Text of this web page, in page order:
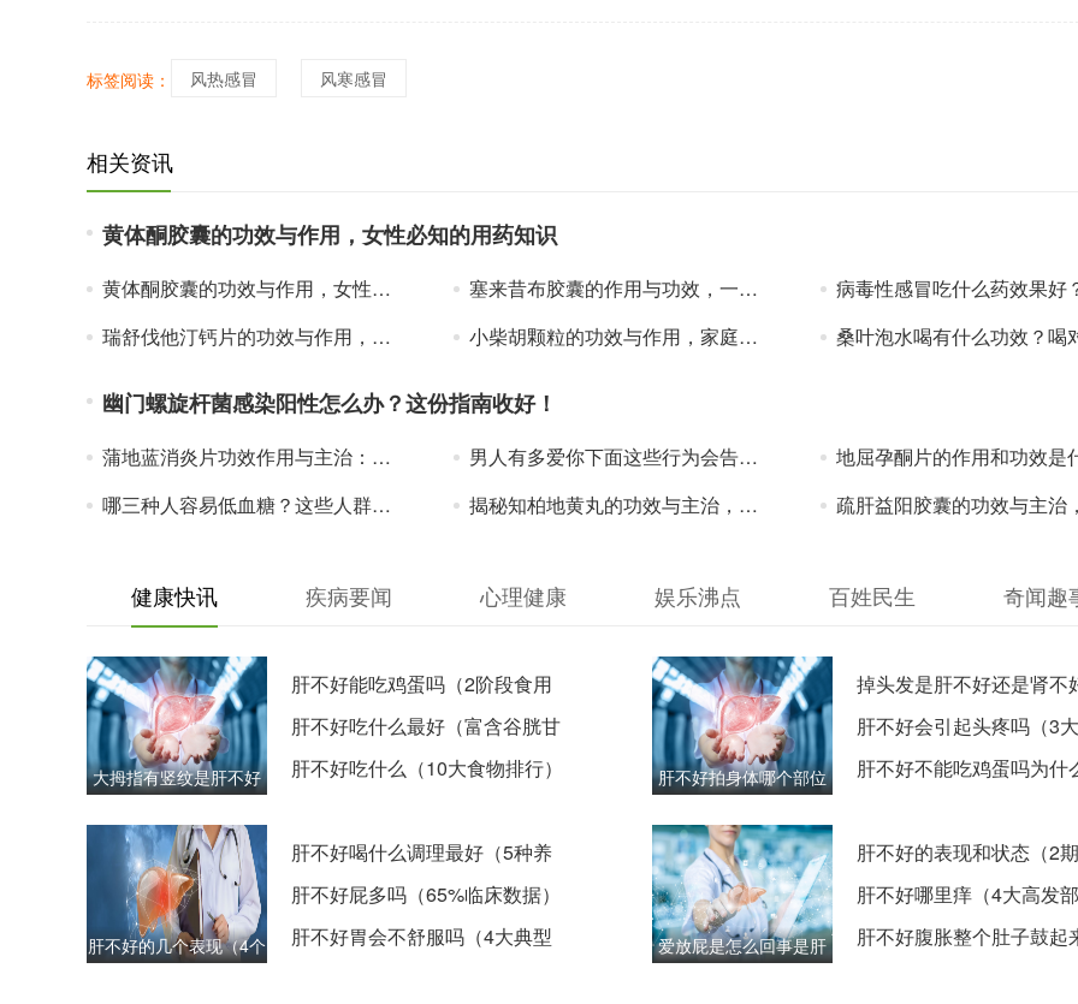
标签阅读： 风热感冒 风寒感冒
相关资讯
黄体酮胶囊的功效与作用，女性必知的用药知识
黄体酮胶囊的功效与作用，女性必知的用药知识 塞来昔布胶囊的作用与功效，一文了解这个常用药
病毒性感冒吃什么药效果好？常用抗病毒药物了
瑞舒伐他汀钙片的功效与作用，用药必看！
小柴胡颗粒的功效与作用，家庭必备知识！ 桑叶泡水喝有什么功效？喝对了好处超乎
幽门螺旋杆菌感染阳性怎么办？这份指南收好！
蒲地蓝消炎片功效作用与主治：上呼吸道感染常用药解析 男人有多爱你下面这些行为会告诉你？
地屈孕酮片的作用和功效是什么？服用注意事项有
哪三种人容易低血糖？这些人群需重点关注
揭秘知柏地黄丸的功效与主治，不再盲目用药 疏肝益阳胶囊的功效与主治，详细介绍
健康快讯 疾病要闻 心理健康 娱乐沸点 百姓民生 奇闻趣
大拇指有竖纹是肝不好
肝不好能吃鸡蛋吗（2阶段食用
建议）
肝不好吃什么最好（富含谷胱甘
肽的6种食物）
肝不好吃什么（10大食物排行）
肝不好拍身体哪个部位
掉头发是肝不好还是肾不
种中医解释）
肝不好会引起头疼吗（3
特征）
肝不好不能吃鸡蛋吗为什
肝不好的几个表现（4个
肝不好喝什么调理最好（5种养
肝饮品）
肝不好屁多吗（65%临床数据）
肝不好胃会不舒服吗（4大典型
爱放屁是怎么回事是肝
肝不好的表现和状态（2
对比）
肝不好哪里痒（4大高发部
肝不好腹胀整个肚子鼓起